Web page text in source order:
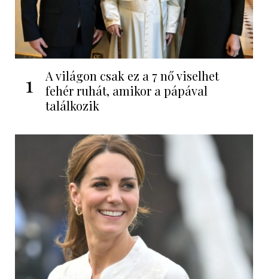
1
A világon csak ez a 7 nő viselhet
fehér ruhát, amikor a pápával
találkozik